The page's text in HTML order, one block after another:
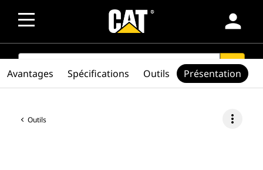
person
SEARCH search
Outils more_vert
Avantages Spécifications Outils Présentation